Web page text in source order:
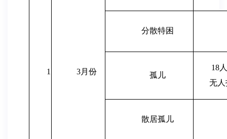
1 3月份
分散特困
孤儿
18
无
散居孤儿